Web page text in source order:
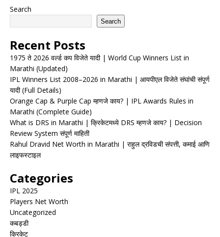
Search
Search
Recent Posts
1975 ते 2026 वर्ल्ड कप विजेते यादी | World Cup Winners List in
Marathi (Updated)
IPL Winners List 2008–2026 in Marathi | आयपीएल विजेते संघांची संपूर्ण
यादी (Full Details)
Orange Cap & Purple Cap म्हणजे काय? | IPL Awards Rules in
Marathi (Complete Guide)
What is DRS in Marathi | क्रिकेटमध्ये DRS म्हणजे काय? | Decision
Review System संपूर्ण माहिती
Rahul Dravid Net Worth in Marathi | राहुल द्रविडची संपत्ती, कमाई आणि
लाइफस्टाइल
Categories
IPL 2025
Players Net Worth
Uncategorized
कबड्डी
क्रिकेट